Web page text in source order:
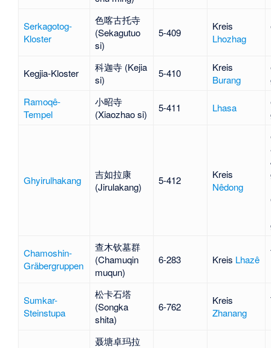
Serkagotog-
Kloster
色喀古托寺
(Sekagutuo
si)
5-409
Kreis
Lhozhag
Kegjia-Kloster
科迦寺 (Kejia
si)
5-410
Kreis
Burang
Ramoqê-
Tempel
小昭寺
(Xiaozhao si)
5-411 Lhasa
Ghyirulhakang
吉如拉康
(Jirulakang)
5-412
Kreis
Nêdong
Chamoshin-
Gräbergruppen
查木钦墓群
(Chamuqin
muqun)
6-283 Kreis Lhazê
Sumkar-
Steinstupa
松卡石塔
(Songka
shita)
6-762
Kreis
Zhanang
聂塘卓玛拉